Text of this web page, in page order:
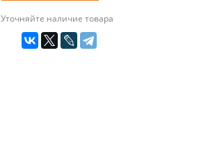
Уточняйте наличие товара